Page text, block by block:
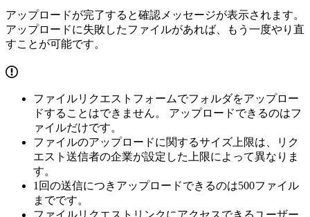
アップロードが完了すると確認メッセージが表示されます。
アップロードに失敗したファイルがあれば、もう一度やり直
すことが可能です。
ファイルリクエストフォームでフォルダをアップロー
ドすることはできません。 アップロードできるのはフ
ァイルだけです。
ファイルのアップロードに関するサイズ上限は、リク
エスト送信者の企業が設定した上限によって異なりま
す。
1回の送信につきアップロードできるのは500ファイル
までです。
ファイルリクエストリンクにアクセスできるユーザー